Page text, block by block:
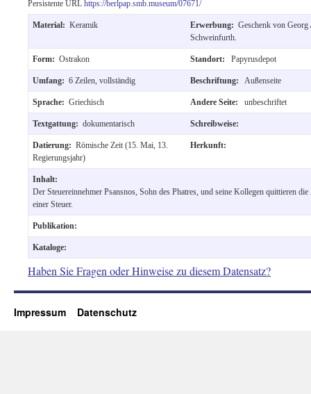
Persistente URL https://berlpap.smb.museum/07671/
Material: Keramik Erwerbung: Geschenk von Georg
Schweinfurth.
Form: Ostrakon Standort: Papyrusdepot
Umfang: 6 Zeilen, vollständig Beschriftung: Außenseite
Sprache: Griechisch Andere Seite: unbeschriftet
Textgattung: dokumentarisch Schreibweise:
Datierung: Römische Zeit (15. Mai, 13.
Regierungsjahr)
Herkunft:
Inhalt:
Der Steuereinnehmer Psansnos, Sohn des Phatres, und seine Kollegen quittieren die
einer Steuer.
Publikation:
Kataloge:
Haben Sie Fragen oder Hinweise zu diesem Datensatz?
Impressum Datenschutz